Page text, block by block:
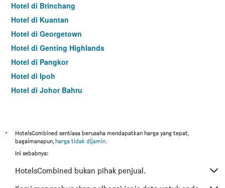
Hotel di Brinchang
Hotel di Kuantan
Hotel di Georgetown
Hotel di Genting Highlands
Hotel di Pangkor
Hotel di Ipoh
Hotel di Johor Bahru
Hotel di Kuching
Hotel di Tokyo
Hotel di Bangkok
*
HotelsCombined sentiasa berusaha mendapatkan harga yang tepat,
bagaimanapun, harga tidak dijamin.
Ini sebabnya:
HotelsCombined bukan pihak penjual.